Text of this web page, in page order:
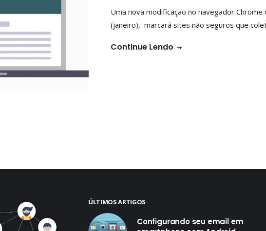
Uma nova modificação no navegador
(janeiro), marcará sites não seguros que
Continue Lendo
ÚLTIMOS ARTIGOS
Configurando seu email em